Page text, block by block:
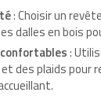
: Choisir un
dalles en bois
:
des plaids pour